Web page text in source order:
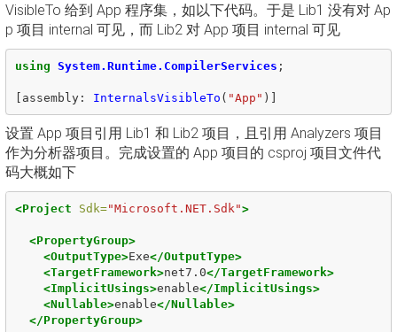
VisibleTo 给到 App 程序集，如以下代码。于是 Lib1 没有对 Ap
p 项目 internal 可见，而 Lib2 对 App 项目 internal 可见
using System.Runtime.CompilerServices ;
[ assembly: InternalsVisibleTo ( "App" )]
设置 App 项目引用 Lib1 和 Lib2 项目，且引用 Analyzers 项目
作为分析器项目。完成设置的 App 项目的 csproj 项目文件代
码大概如下
<Project Sdk="Microsoft.NET.Sdk">
<PropertyGroup>
<OutputType>Exe</OutputType>
<TargetFramework>net7.0</TargetFramework>
<ImplicitUsings>enable</ImplicitUsings>
<Nullable>enable</Nullable>
</PropertyGroup>